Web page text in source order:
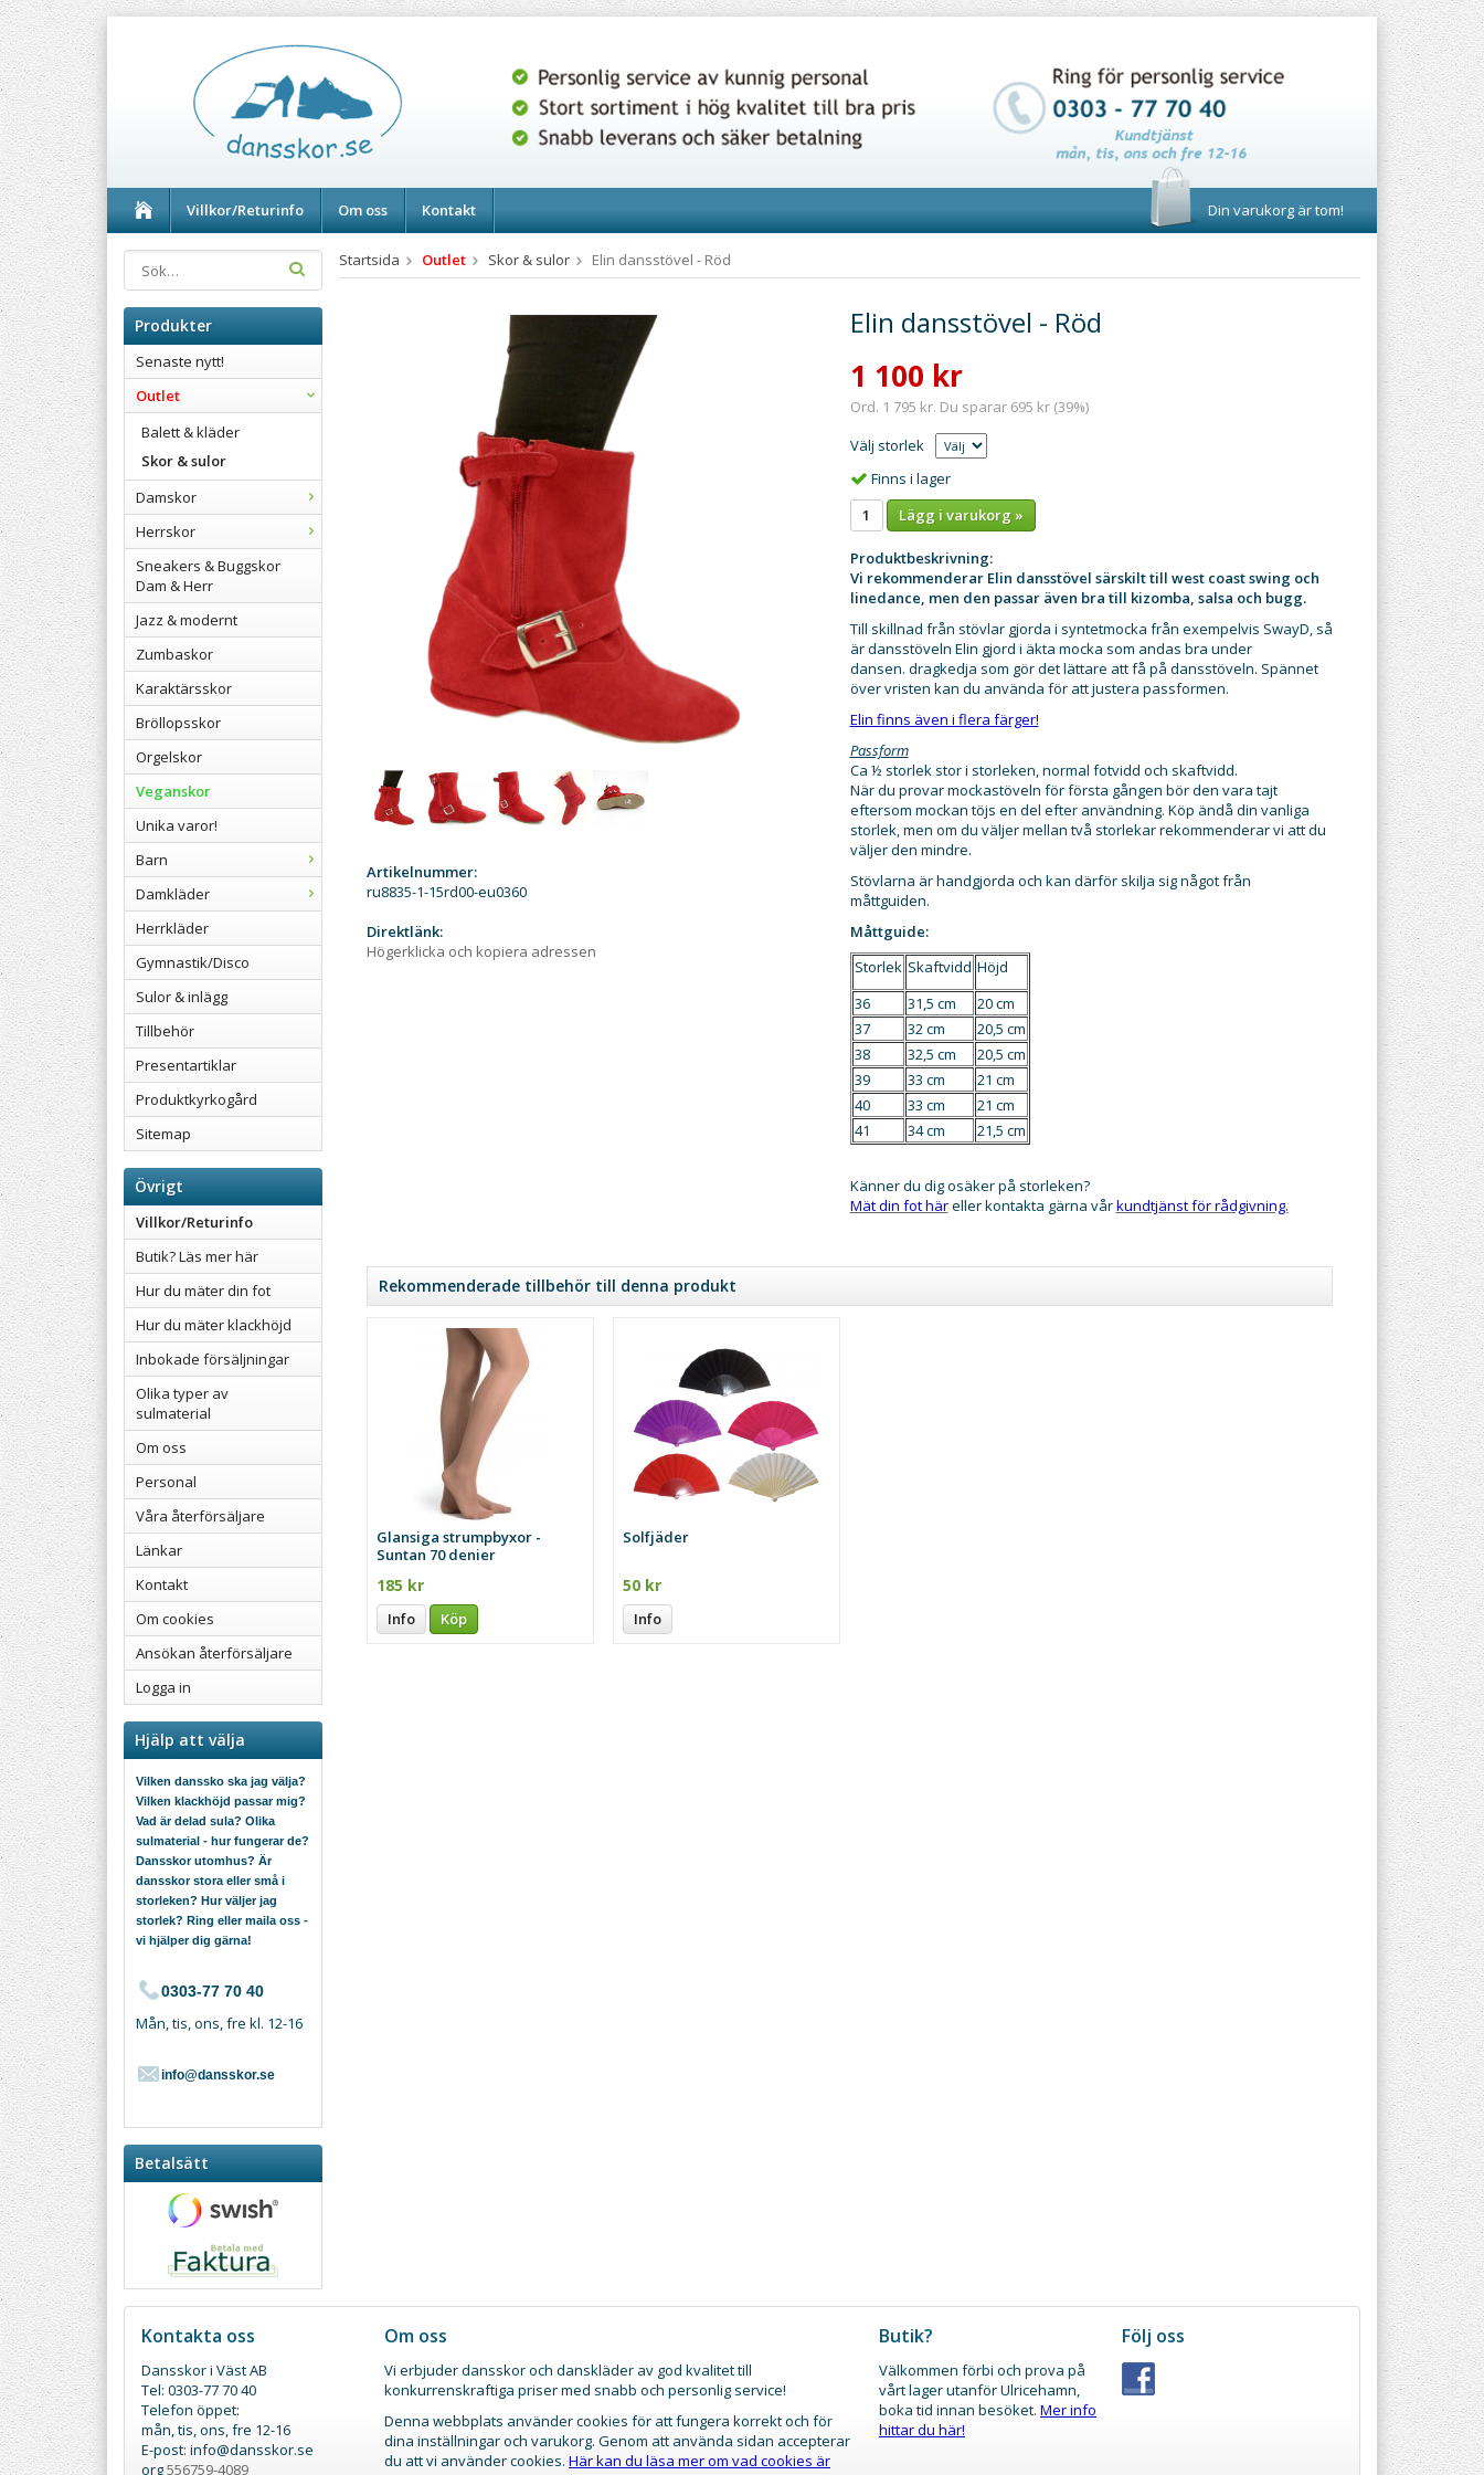
Villkor/Returinfo Om oss Kontakt Din varukorg är tom!
Produkter
Senaste nytt!
Outlet
Balett & kläder
Skor & sulor
Damskor
Herrskor
Sneakers & Buggskor
Dam & Herr
Jazz & modernt
Zumbaskor
Karaktärsskor
Bröllopsskor
Orgelskor
Veganskor
Unika varor!
Barn
Damkläder
Herrkläder
Gymnastik/Disco
Sulor & inlägg
Tillbehör
Presentartiklar
Produktkyrkogård
Sitemap
Övrigt
Villkor/Returinfo
Butik? Läs mer här
Hur du mäter din fot
Hur du mäter klackhöjd
Inbokade försäljningar
Olika typer av
sulmaterial
Om oss
Personal
Våra återförsäljare
Länkar
Kontakt
Om cookies
Ansökan återförsäljare
Logga in
Hjälp att välja
Vilken danssko ska jag välja?
Vilken klackhöjd passar mig?
Vad är delad sula? Olika
sulmaterial - hur fungerar de?
Dansskor utomhus? Är
dansskor stora eller små i
storleken? Hur väljer jag
storlek? Ring eller maila oss -
vi hjälper dig gärna!
0303-77 70 40
Mån, tis, ons, fre kl. 12-16
info@dansskor.se
Betalsätt
Startsida Outlet Skor & sulor Elin dansstövel - Röd
Elin dansstövel - Röd
1 100 kr
Ord. 1 795 kr. Du sparar 695 kr (39%)
Välj storlek
Finns i lager
Lägg i varukorg »
Produktbeskrivning:
Vi rekommenderar Elin dansstövel särskilt till west coast swing och
linedance, men den passar även bra till kizomba, salsa och bugg.
Till skillnad från stövlar gjorda i syntetmocka från exempelvis SwayD, så
är dansstöveln Elin gjord i äkta mocka som andas bra under
dansen. dragkedja som gör det lättare att få på dansstöveln. Spännet
över vristen kan du använda för att justera passformen.
Elin finns även i flera färger!
Passform
Ca ½ storlek stor i storleken, normal fotvidd och skaftvidd.
När du provar mockastöveln för första gången bör den vara tajt
eftersom mockan töjs en del efter användning. Köp ändå din vanliga
storlek, men om du väljer mellan två storlekar rekommenderar vi att du
väljer den mindre.
Stövlarna är handgjorda och kan därför skilja sig något från
måttguiden.
Måttguide:
Storlek Skaftvidd Höjd
36
31,5 cm
20 cm
37
32 cm
20,5 cm
38
32,5 cm
20,5 cm
39
33 cm
21 cm
40
33 cm
21 cm
41
34 cm 21,5 cm
Känner du dig osäker på storleken?
Mät din fot häreller kontakta gärna vårkundtjänst för rådgivning.
Artikelnummer:
ru8835-1-15rd00-eu0360
Direktlänk:
Högerklicka och kopiera adressen
Rekommenderade tillbehör till denna produkt
Glansiga strumpbyxor -
Suntan 70 denier
185 kr
Info Köp
Solfjäder
50 kr
Info
Kontakta oss
Dansskor i Väst AB
Tel: 0303-77 70 40
Telefon öppet:
mån, tis, ons, fre 12-16
E-post: info@dansskor.se
org556759-4089
Följ oss
Butik?
Välkommen förbi och prova på
vårt lager utanför Ulricehamn,
boka tid innan besöket. Mer info
hittar du här!
Om oss
Vi erbjuder dansskor och danskläder av god kvalitet till
konkurrenskraftiga priser med snabb och personlig service!
Denna webbplats använder cookies för att fungera korrekt och för
dina inställningar och varukorg. Genom att använda sidan accepterar
du att vi använder cookies. Här kan du läsa mer om vad cookies är